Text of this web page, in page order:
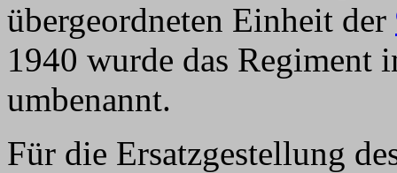
übergeordneten Einheit der
1940 wurde das Regiment
umbenannt.
Für die Ersatzgestellung